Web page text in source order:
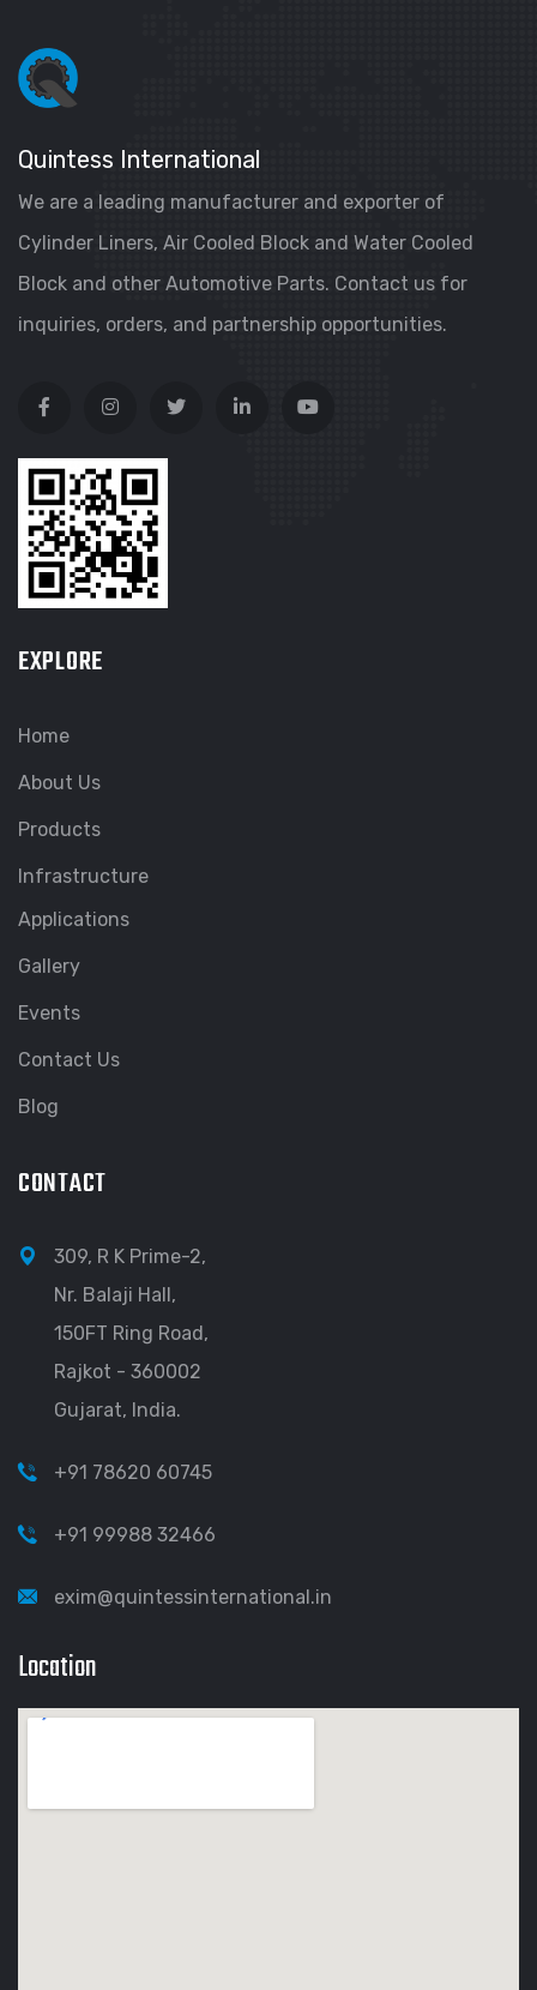
Quintess International
We are a leading manufacturer and exporter of
Cylinder Liners, Air Cooled Block and Water Cooled
Block and other Automotive Parts. Contact us for
inquiries, orders, and partnership opportunities.
EXPLORE
Home
About Us
Products
Infrastructure
Applications
Gallery
Events
Contact Us
Blog
CONTACT
309, R K Prime-2,
Nr. Balaji Hall,
150FT Ring Road,
Rajkot - 360002
Gujarat, India.
+91 78620 60745
+91 99988 32466
exim@quintessinternational.in
Location